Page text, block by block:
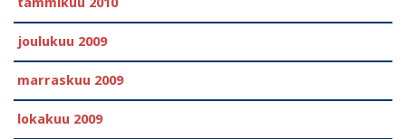
joulukuu 2009
marraskuu 2009
lokakuu 2009